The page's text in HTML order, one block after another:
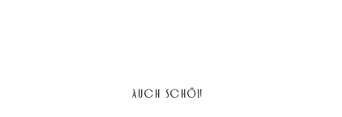
AUCH SCHÖN